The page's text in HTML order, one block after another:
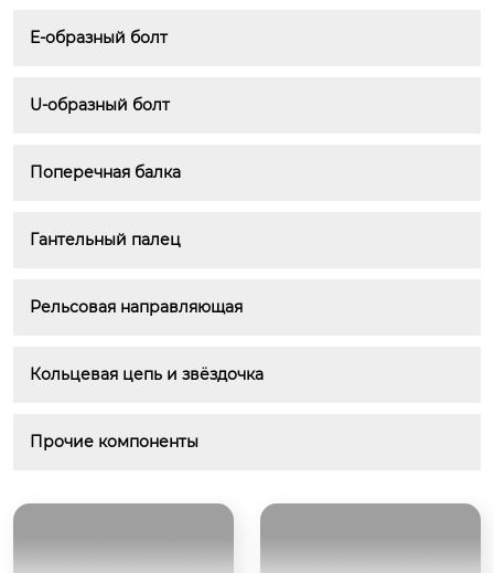
E-образный болт
U-образный болт
Поперечная балка
Гантельный палец
Рельсовая направляющая
Кольцевая цепь и звёздочка
Прочие компоненты